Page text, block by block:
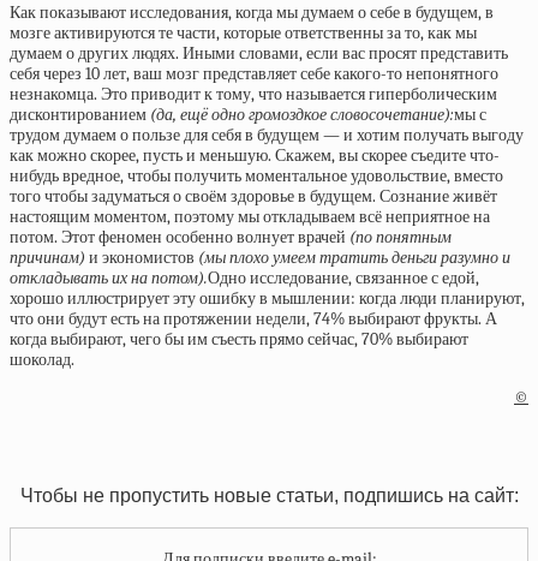
Как показывают исследования, когда мы думаем о себе в будущем, в
мозге активируются те части, которые ответственны за то, как мы
думаем о других людях. Иными словами, если вас просят представить
себя через 10 лет, ваш мозг представляет себе какого-то непонятного
незнакомца. Это приводит к тому, что называется гиперболическим
дисконтированием (да, ещё одно громоздкое словосочетание):мы с
трудом думаем о пользе для себя в будущем — и хотим получать выгоду
как можно скорее, пусть и меньшую. Скажем, вы скорее съедите что-
нибудь вредное, чтобы получить моментальное удовольствие, вместо
того чтобы задуматься о своём здоровье в будущем. Сознание живёт
настоящим моментом, поэтому мы откладываем всё неприятное на
потом. Этот феномен особенно волнует врачей (по понятным
причинам) и экономистов (мы плохо умеем тратить деньги разумно и
откладывать их на потом).Одно исследование, связанное с едой,
хорошо иллюстрирует эту ошибку в мышлении: когда люди планируют,
что они будут есть на протяжении недели, 74% выбирают фрукты. А
когда выбирают, чего бы им съесть прямо сейчас, 70% выбирают
шоколад.
©
Чтобы не пропустить новые статьи, подпишись на сайт: